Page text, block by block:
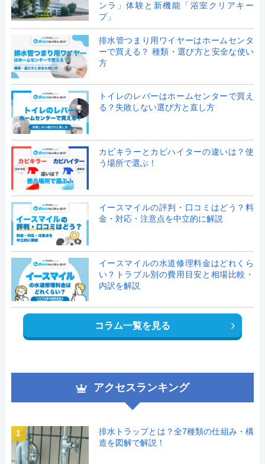
ンラ」体験と新機能「浴室クリアキー
プ」
排水管つまり用ワイヤーはホームセンタ
ーで買える？ 種類・選び方と安全な使い
方
トイレのレバーはホームセンターで買え
る？失敗しない選び方と直し方
カビキラーとカビハイターの違いは？使
う場所で選ぶ！
イースマイルの評判・口コミはどう？料
金・対応・注意点を中立的に解説
イースマイルの水道修理料金はどれくら
い？トラブル別の費用目安と相場比較・
内訳を解説
コラム一覧を見る
アクセスランキング
1
排水トラップとは？全7種類の仕組み・構
造を図解で解説！